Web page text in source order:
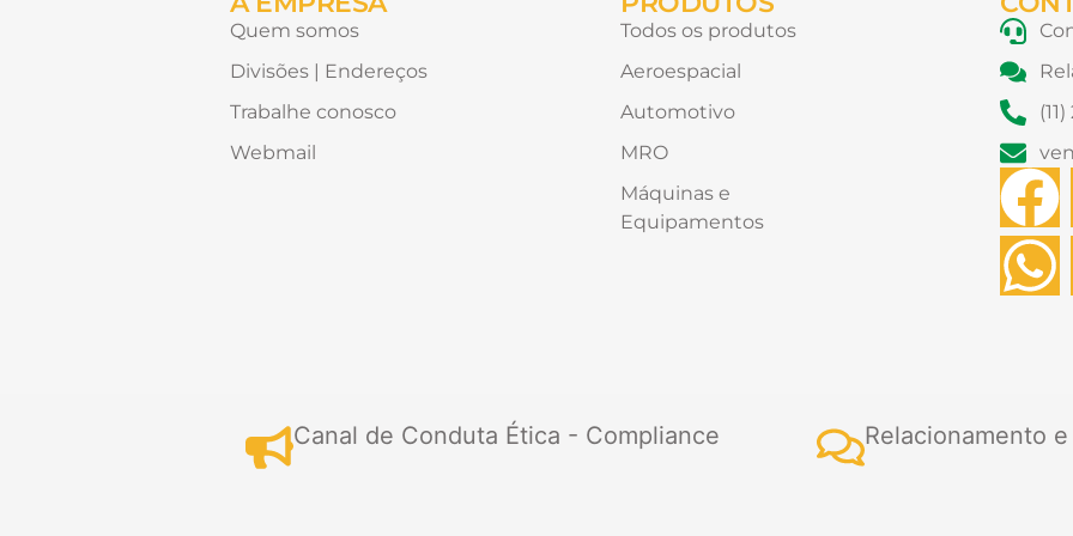
Quem somos
Divisões | Endereços
Trabalhe conosco
Webmail
Todos os produtos
Aeroespacial
Automotivo
MRO
Máquinas e
Equipamentos
F
a
c
b
h
a
s
Canal de Conduta Ética - Compliance Relacionamento